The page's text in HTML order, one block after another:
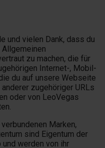
und vielen Dank, dass du
zu machen, die für
Internet-, Mobil-
du auf unsere Webseite
zugehöriger URLs
oder von LeoVegas
Marken,
sind Eigentum der
und werden von ihr